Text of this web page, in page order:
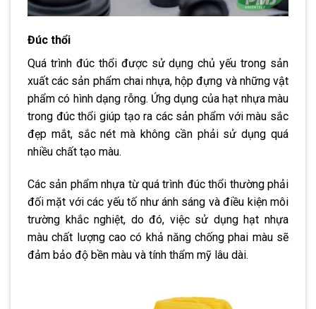
Đúc thổi
Quá trình đúc thổi được sử dụng chủ yếu trong sản
xuất các sản phẩm chai nhựa, hộp đựng và những vật
phẩm có hình dạng rỗng. Ứng dụng của hạt nhựa màu
trong đúc thổi giúp tạo ra các sản phẩm với màu sắc
đẹp mắt, sắc nét mà không cần phải sử dụng quá
nhiều chất tạo màu.
Các sản phẩm nhựa từ quá trình đúc thổi thường phải
đối mặt với các yếu tố như ánh sáng và điều kiện môi
trường khắc nghiệt, do đó, việc sử dụng hạt nhựa
màu chất lượng cao có khả năng chống phai màu sẽ
đảm bảo độ bền màu và tính thẩm mỹ lâu dài.